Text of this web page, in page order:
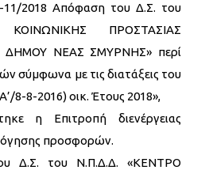
-11/2018 Απόφαση του Δ.Σ. του
ΠΡΟΣΤΑΣΙΑΣ
ΝΕΑΣ ΣΜΥΡΝΗΣ» περί
σύμφωνα με τις διατάξεις του
8-8-2016) οικ. Έτους 2018»,
η Επιτροπή διενέργειας
προσφορών.
Δ.Σ. του Ν.Π.Δ.Δ. «ΚΕΝΤΡΟ